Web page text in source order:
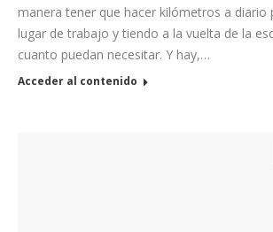
manera tener que hacer kilómetros a diario
lugar de trabajo y tiendo a la vuelta de la
cuanto puedan necesitar. Y hay,…
Acceder al contenido